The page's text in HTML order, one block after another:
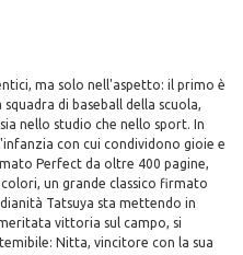
ma solo nell'aspetto: il primo è
di baseball della scuola,
nello studio che nello sport. In
con cui condividono gioie e
Perfect da oltre 400 pagine,
un grande classico firmato
Tatsuya sta mettendo in
vittoria sul campo, si
Nitta, vincitore con la sua